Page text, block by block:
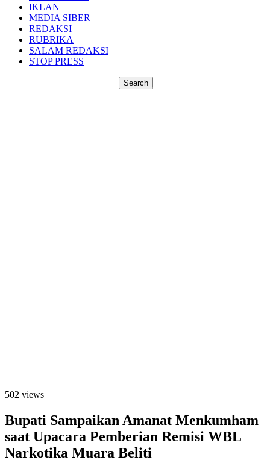
IKLAN
MEDIA SIBER
REDAKSI
RUBRIKA
SALAM REDAKSI
STOP PRESS
502 views
Bupati Sampaikan Amanat Menkumham
saat Upacara Pemberian Remisi WBL
Narkotika Muara Beliti